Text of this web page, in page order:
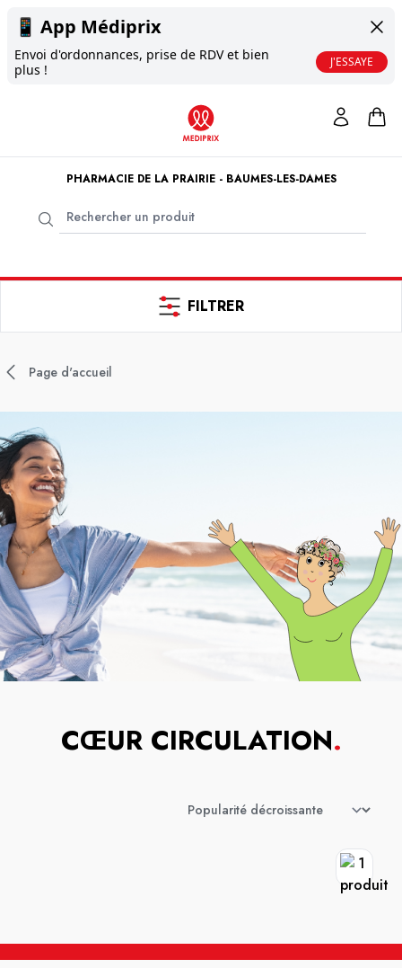
📱 App Médiprix
Envoi d'ordonnances, prise de RDV et bien
plus !
J'ESSAYE
PHARMACIE DE LA PRAIRIE - BAUMES-LES-DAMES
FILTRER
Page d'accueil
CŒUR CIRCULATION.